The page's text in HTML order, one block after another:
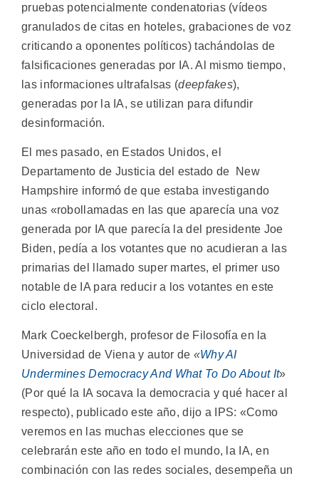
pruebas potencialmente condenatorias (vídeos
granulados de citas en hoteles, grabaciones de voz
criticando a oponentes políticos) tachándolas de
falsificaciones generadas por IA. Al mismo tiempo,
las informaciones ultrafalsas (deepfakes),
generadas por la IA, se utilizan para difundir
desinformación.
El mes pasado, en Estados Unidos, el
Departamento de Justicia del estado de New
Hampshire informó de que estaba investigando
unas «robollamadas en las que aparecía una voz
generada por IA que parecía la del presidente Joe
Biden, pedía a los votantes que no acudieran a las
primarias del llamado super martes, el primer uso
notable de IA para reducir a los votantes en este
ciclo electoral.
Mark Coeckelbergh, profesor de Filosofía en la
Universidad de Viena y autor de «Why AI
Undermines Democracy And What To Do About It»
(Por qué la IA socava la democracia y qué hacer al
respecto), publicado este año, dijo a IPS: «Como
veremos en las muchas elecciones que se
celebrarán este año en todo el mundo, la IA, en
combinación con las redes sociales, desempeña un